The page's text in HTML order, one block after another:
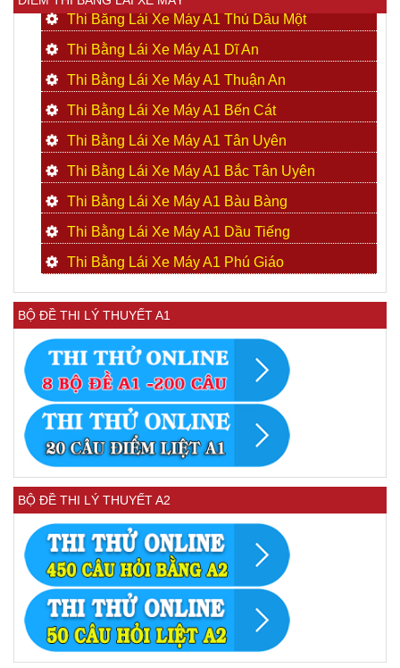
Thi Bằng Lái Xe Máy A1 Thủ Dầu Một
Thi Bằng Lái Xe Máy A1 Dĩ An
Thi Bằng Lái Xe Máy A1 Thuận An
Thi Bằng Lái Xe Máy A1 Bến Cát
Thi Bằng Lái Xe Máy A1 Tân Uyên
Thi Bằng Lái Xe Máy A1 Bắc Tân Uyên
Thi Bằng Lái Xe Máy A1 Bàu Bàng
Thi Bằng Lái Xe Máy A1 Dầu Tiếng
Thi Bằng Lái Xe Máy A1 Phú Giáo
BỘ ĐỀ THI LÝ THUYẾT A1
BỘ ĐỀ THI LÝ THUYẾT A2